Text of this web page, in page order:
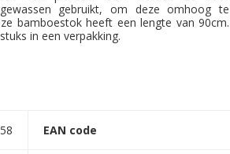
gebruikt, om deze omhoog te
bamboestok heeft een lengte van 90cm.
in een verpakking.
EAN code